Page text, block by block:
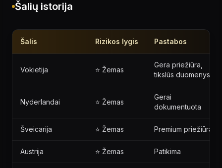
Šalių istorija
Šalis Rizikos lygis Pastabos
Vokietija ⭐ Žemas
Gera priežiūra,
tikslūs duomenys
Nyderlandai ⭐ Žemas
Gerai
dokumentuota
Šveicarija ⭐ Žemas Premium priežiūra
Austrija ⭐ Žemas Patikima